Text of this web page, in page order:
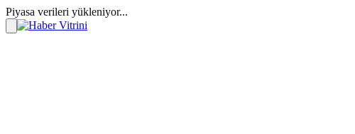
Piyasa verileri yükleniyor...